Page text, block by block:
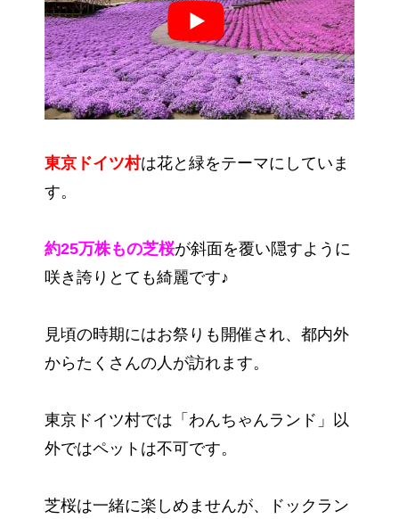
東京ドイツ村は花と緑をテーマにしていま
す。
約25万株もの芝桜が斜面を覆い隠すように
咲き誇りとても綺麗です♪
見頃の時期にはお祭りも開催され、都内外
からたくさんの人が訪れます。
東京ドイツ村では「わんちゃんランド」以
外ではペットは不可です。
芝桜は一緒に楽しめませんが、ドックラン